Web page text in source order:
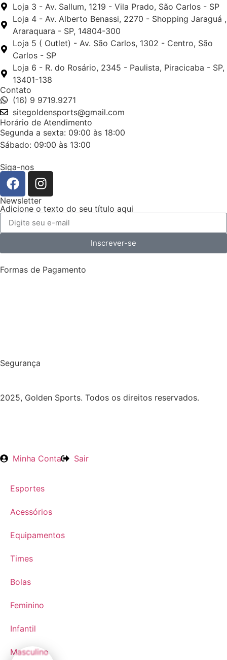
Loja 3 - Av. Sallum, 1219 - Vila Prado, São Carlos - SP
Loja 4 - Av. Alberto Benassi, 2270 - Shopping Jaraguá ,
Araraquara - SP, 14804-300
Loja 5 ( Outlet) - Av. São Carlos, 1302 - Centro, São
Carlos - SP
Loja 6 - R. do Rosário, 2345 - Paulista, Piracicaba - SP,
13401-138
Contato
(16) 9 9719.9271
sitegoldensports@gmail.com
Horário de Atendimento
Segunda a sexta: 09:00 às 18:00
Sábado: 09:00 às 13:00
Siga-nos
Newsletter
Adicione o texto do seu título aqui
Inscrever-se
Formas de Pagamento
Segurança
2025, Golden Sports. Todos os direitos reservados.
Minha Conta Sair
Esportes
Acessórios
Equipamentos
Times
Bolas
Feminino
Infantil
Masculino